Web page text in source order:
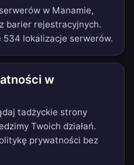
w Manamie,
barier rejestracyjnych.
lokalizacje serwerów.
w
tadżyckie strony
Twoich działań.
prywatności bez